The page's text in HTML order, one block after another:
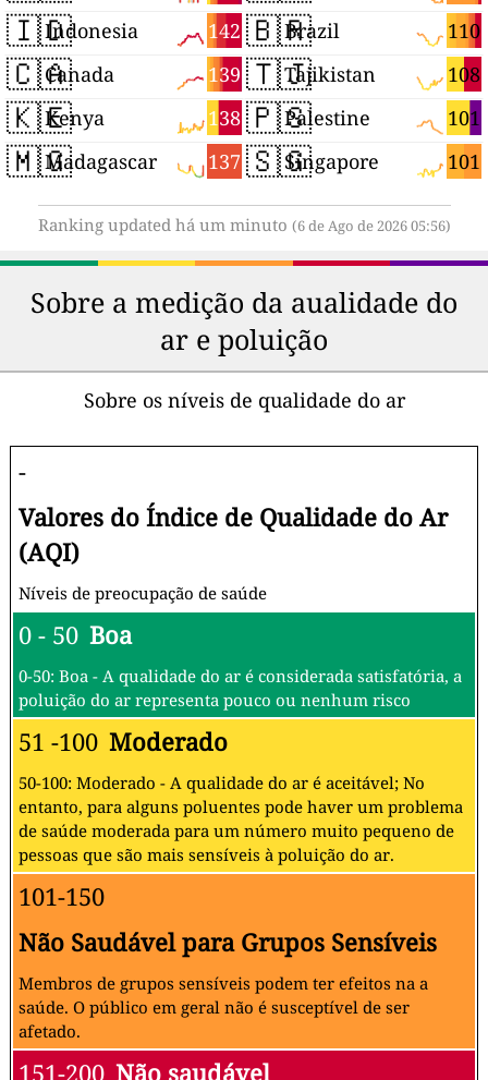
🇮🇩 142
Indonesia
🇨🇦 139
Canada
🇰🇪 138
Kenya
🇲🇬 137
Madagascar
🇧🇷 110
Brazil
🇹🇯 108
Tajikistan
🇵🇸 101
Palestine
🇸🇬 101
Singapore
Ranking updated há um minuto (6 de Ago de 2026 05:56)
Sobre a medição da aualidade do
ar e poluição
Sobre os níveis de qualidade do ar
-
Valores do Índice de Qualidade do Ar
(AQI)
Níveis de preocupação de saúde
0 - 50 Boa
0-50: Boa - A qualidade do ar é considerada satisfatória, a
poluição do ar representa pouco ou nenhum risco
51 -100 Moderado
50-100: Moderado - A qualidade do ar é aceitável; No
entanto, para alguns poluentes pode haver um problema
de saúde moderada para um número muito pequeno de
pessoas que são mais sensíveis à poluição do ar.
101-150
Não Saudável para Grupos Sensíveis
Membros de grupos sensíveis podem ter efeitos na a
saúde. O público em geral não é susceptível de ser
afetado.
151-200 Não saudável